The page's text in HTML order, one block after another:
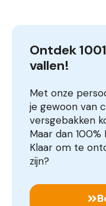
Ontdek
vallen!
Met onze
je gewoon van
versgebakken
Maar dan
Klaar om te
zijn?